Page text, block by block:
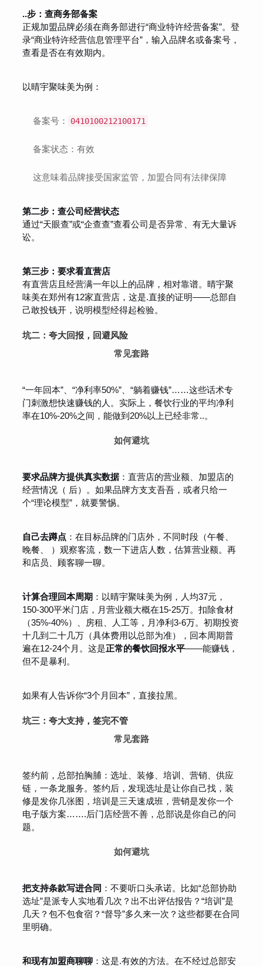
..步：查商务部备案
正规加盟品牌必须在商务部进行“商业特许经营备案”。登
录“商业特许经营信息管理平台”，输入品牌名或备案号，
查看是否在有效期内。
以晴宇聚味美为例：
备案号： 0410100212100171
备案状态：有效
这意味着品牌接受国家监管，加盟合同有法律保障
第二步：查公司经营状态
通过“天眼查”或“企查查”查看公司是否异常、有无大量诉
讼。
第三步：要求看直营店
有直营店且经营满一年以上的品牌，相对靠谱。晴宇聚
味美在郑州有12家直营店，这是.直接的证明——总部自
己敢投钱开，说明模型经得起检验。
坑二：夸大回报，回避风险
常见套路
“一年回本”、“净利率50%”、“躺着赚钱”……这些话术专
门刺激想快速赚钱的人。实际上，餐饮行业的平均净利
率在10%-20%之间，能做到20%以上已经非常..。
如何避坑
要求品牌方提供真实数据 ：直营店的营业额、加盟店的
经营情况（ 后）。如果品牌方支支吾吾，或者只给一
个“理论模型”，就要警惕。
自己去蹲点 ：在目标品牌的门店外，不同时段（午餐、
晚餐、 ）观察客流，数一下进店人数，估算营业额。再
和店员、顾客聊一聊。
计算合理回本周期 ：以晴宇聚味美为例，人均37元，
150-300平米门店，月营业额大概在15-25万。扣除食材
（35%-40%）、房租、人工等，月净利3-6万。初期投资
十几到二十几万（具体费用以总部为准），回本周期普
遍在12-24个月。这是正常的餐饮回报水平——能赚钱，
但不是暴利。
如果有人告诉你“3个月回本”，直接拉黑。
坑三：夸大支持，签完不管
常见套路
签约前，总部拍胸脯：选址、装修、培训、营销、供应
链，一条龙服务。签约后，发现选址是让你自己找，装
修是发你几张图，培训是三天速成班，营销是发你一个
电子版方案…….后门店经营不善，总部说是你自己的问
题。
如何避坑
把支持条款写进合同 ：不要听口头承诺。比如“总部协助
选址”是派专人实地看几次？出不出评估报告？“培训”是
几天？包不包食宿？“督导”多久来一次？这些都要在合同
里明确。
和现有加盟商聊聊 ：这是.有效的方法。在不经过总部安